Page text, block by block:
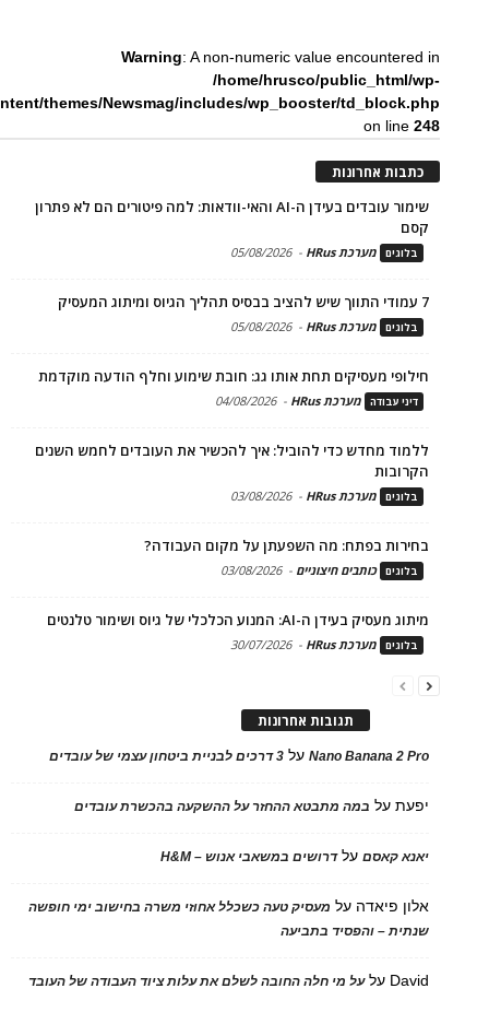
Warning: A non-numeric value encountered in
/home/hrusco/public_html/wp-
themes/Newsmag/includes/wp_booster/td_block.php
on line248
כתבות אחרונות
שימור עובדים בעידן ה-AI והאי-וודאות: למה פיטורים הם לא פתרון
קסם
בלוגים מערכת HRus -
05/08/2026
7 עמודי התווך שיש להציב בבסיס תהליך הגיוס ומיתוג המעסיק
בלוגים מערכת HRus -
05/08/2026
חילופי מעסיקים תחת אותו גג: חובת שימוע וחלף הודעה מוקדמת
דיני עבודה מערכת HRus -
04/08/2026
ללמוד מחדש כדי להוביל: איך להכשיר את העובדים לחמש השנים
הקרובות
בלוגים מערכת HRus -
03/08/2026
בחירות בפתח: מה השפעתן על מקום העבודה?
בלוגים כותבים חיצוניים -
03/08/2026
מיתוג מעסיק בעידן ה-AI: המנוע הכלכלי של גיוס ושימור טלנטים
בלוגים מערכת HRus -
30/07/2026
תגובות אחרונות
Nano Banana 2 Proעל 3 דרכים לבניית ביטחון עצמי של עובדים
יפעתעל במה מתבטא ההחזר על ההשקעה בהכשרת עובדים
יאנא קאסםעלדרושים במשאבי אנוש – H&M
אלון פיאדה על מעסיק טעה כשכלל אחוזי משרה בחישוב ימי חופשה
שנתית – והפסיד בתביעה
David עלעל מי חלה החובה לשלם את עלות ציוד העבודה של העובד